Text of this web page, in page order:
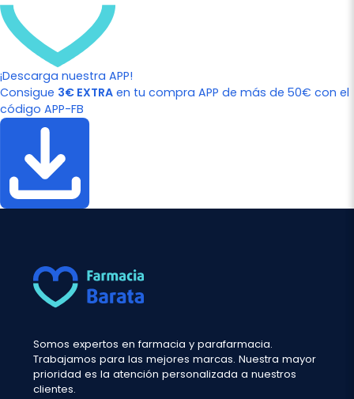
¡Descarga nuestra APP!
Consigue 3€ EXTRA en tu compra APP de más de 50€ con el
código APP-FB
Somos expertos en farmacia y parafarmacia.
Trabajamos para las mejores marcas. Nuestra mayor
prioridad es la atención personalizada a nuestros
clientes.